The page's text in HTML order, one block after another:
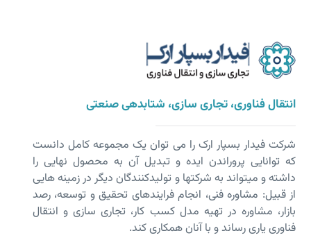
انتقال فناوری، تجاری سازی، شتابدهی صنعتی
شرکت فیدار بسپار ارک را می توان یک مجموعه کامل دانست
که توانایی پروراندن ایده و تبدیل آن به محصول نهایی را
داشته و می­تواند به شرکت­ها و تولیدکنندگان دیگر در زمینه هایی
از قبیل: مشاوره فنی، انجام فرایندهای تحقیق و توسعه، رصد
بازار، مشاوره در تهیه مدل کسب کار، تجاری سازی و انتقال
فناوری یاری رساند و با آنان همکاری کند.